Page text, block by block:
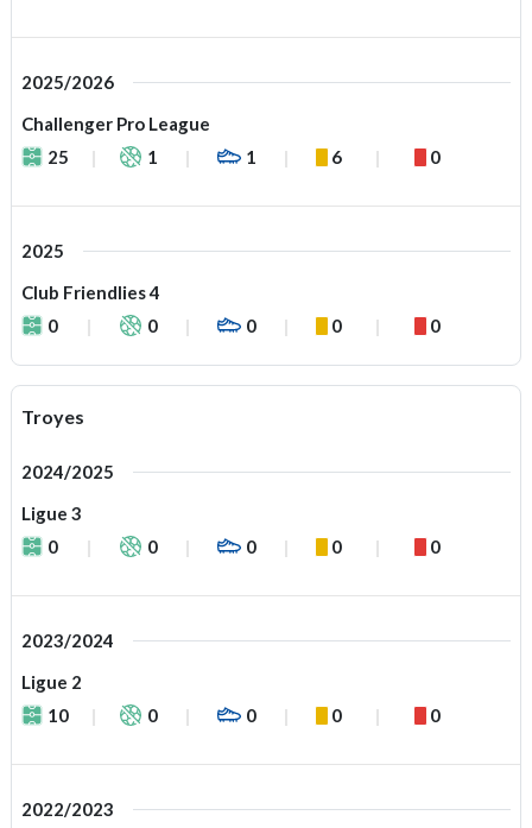
2025/2026
Challenger Pro League
25
1 1 6 0
2025
Club Friendlies 4
0
0 0 0 0
Troyes
2024/2025
Ligue 3
0
0 0 0 0
2023/2024
Ligue 2
10
0 0 0 0
2022/2023